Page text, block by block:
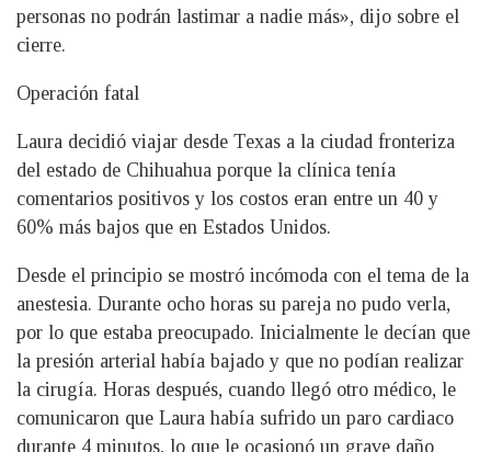
personas no podrán lastimar a nadie más», dijo sobre el
cierre.
Operación fatal
Laura decidió viajar desde Texas a la ciudad fronteriza
del estado de Chihuahua porque la clínica tenía
comentarios positivos y los costos eran entre un 40 y
60% más bajos que en Estados Unidos.
Desde el principio se mostró incómoda con el tema de la
anestesia. Durante ocho horas su pareja no pudo verla,
por lo que estaba preocupado. Inicialmente le decían que
la presión arterial había bajado y que no podían realizar
la cirugía. Horas después, cuando llegó otro médico, le
comunicaron que Laura había sufrido un paro cardiaco
durante 4 minutos, lo que le ocasionó un grave daño